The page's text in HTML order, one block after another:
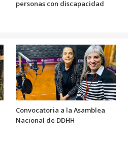
personas con discapacidad
Convocatoria a la Asamblea
Nacional de DDHH